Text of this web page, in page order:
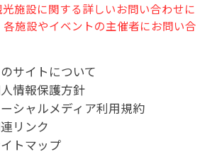
施設に関する詳しいお問い合わせに
施設やイベントの主催者にお問い合
サイトについて
情報保護方針
シャルメディア利用規約
リンク
トマップ